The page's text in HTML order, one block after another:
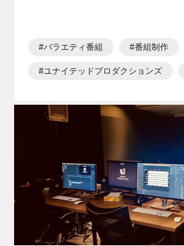
バラエティ番組 番組制作
ユナイテッドプロダクションズ